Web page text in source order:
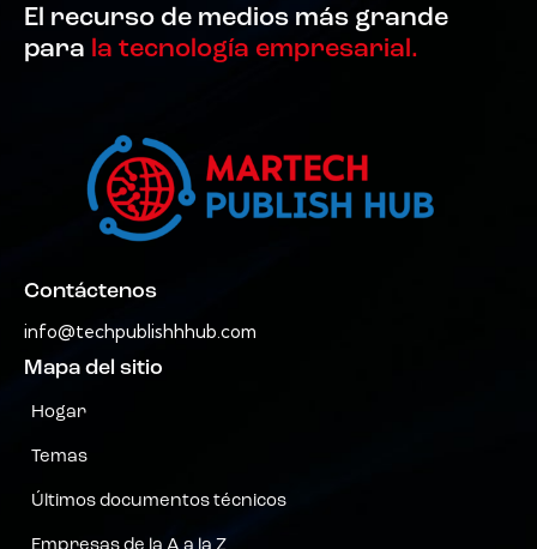
El recurso de medios más grande
para la tecnología empresarial.
Contáctenos
info@techpublishhhub.com
Mapa del sitio
Hogar
Temas
Últimos documentos técnicos